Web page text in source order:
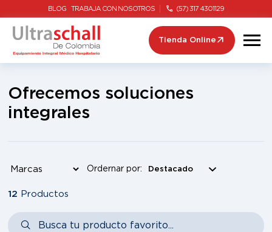
BLOG TRABAJA CON NOSOTROS (57) 317 4301129
Tienda Online
Ofrecemos soluciones
integrales
Ordernar por:
12 Productos